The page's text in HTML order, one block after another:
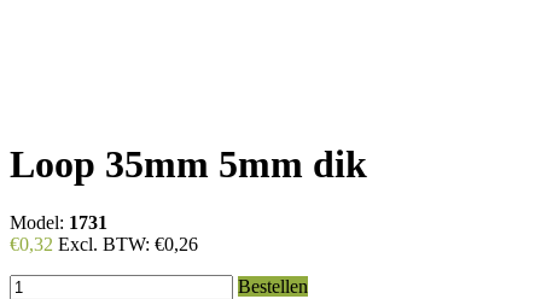
Loop 35mm 5mm dik
Model: 1731
€0,32 Excl. BTW: €0,26
Bestellen